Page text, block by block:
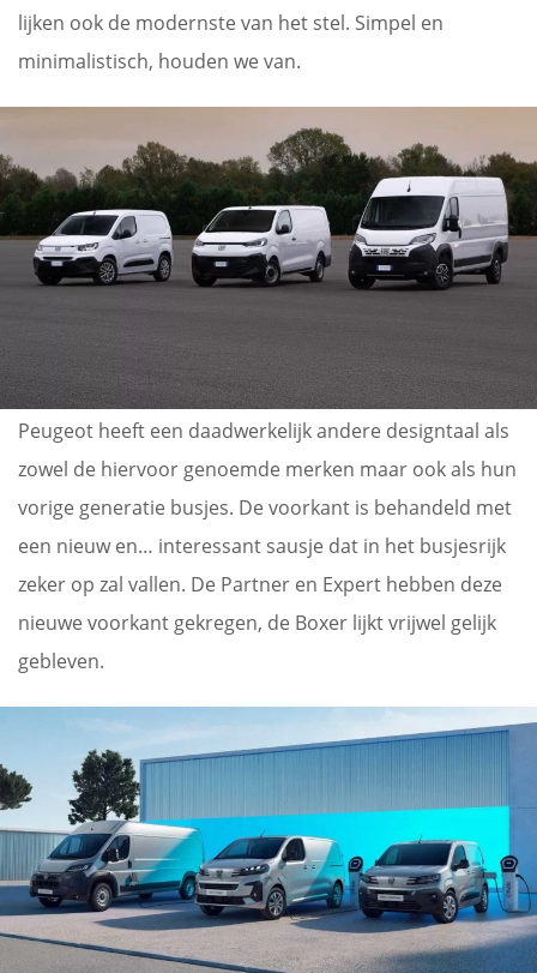
lijken ook de modernste van het stel. Simpel en
minimalistisch, houden we van.
Peugeot heeft een daadwerkelijk andere designtaal als
zowel de hiervoor genoemde merken maar ook als hun
vorige generatie busjes. De voorkant is behandeld met
een nieuw en… interessant sausje dat in het busjesrijk
zeker op zal vallen. De Partner en Expert hebben deze
nieuwe voorkant gekregen, de Boxer lijkt vrijwel gelijk
gebleven.